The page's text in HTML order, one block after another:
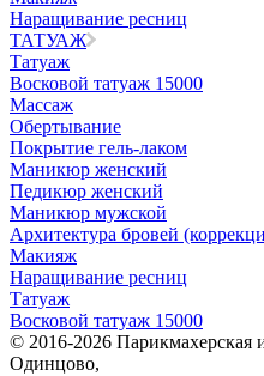
Наращивание ресниц
ТАТУАЖ
Татуаж
Восковой татуаж 15000
Массаж
Обертывание
Покрытие гель-лаком
Маникюр женский
Педикюр женский
Маникюр мужской
Архитектура бровей
Макияж
Наращивание ресниц
Татуаж
Восковой татуаж 15000
© 2016-2026 Парикмахерская
Одинцово,